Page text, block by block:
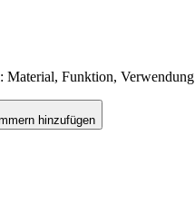
Material, Funktion, Verwendung
hinzufügen